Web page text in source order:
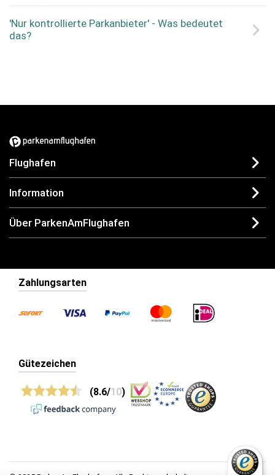
'Nur kontrollierte Parkanbieter' - Was bedeutet
das?
Flughafen
Information
Über ParkenAmFlughafen
Zahlungsarten
Gütezeichen
(8.6/10)